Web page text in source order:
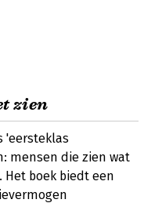
zien
'eersteklas
mensen die zien wat
boek biedt een